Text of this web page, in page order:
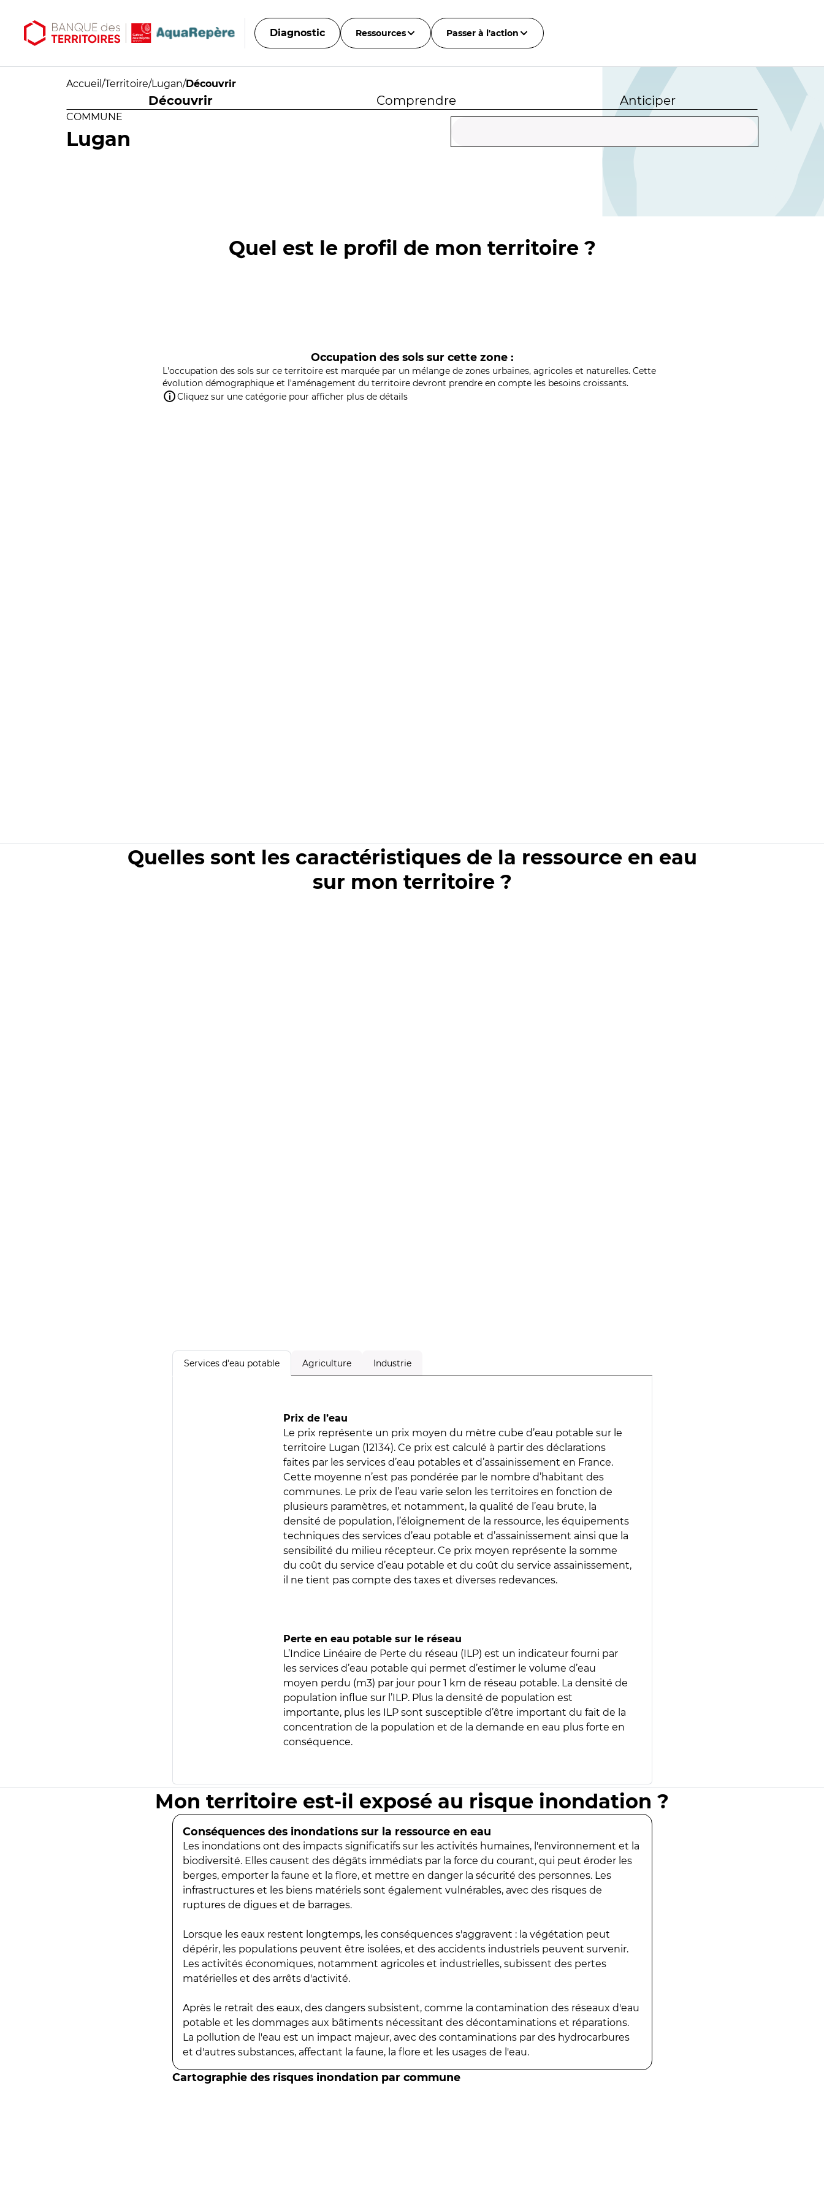
Diagnostic Ressources Passer à l'action
Accueil /Territoire/Lugan/Découvrir
Découvrir Comprendre Anticiper
COMMUNE
Lugan
Quel est le profil de mon territoire ?
Occupation des sols sur cette zone :
L'occupation des sols sur ce territoire est marquée par un mélange de zones urbaines, agricoles et naturelles. Cette
évolution démographique et l'aménagement du territoire devront prendre en compte les besoins croissants.
Cliquez sur une catégorie pour afficher plus de détails
Quelles sont les caractéristiques de la ressource en eau
sur mon territoire ?
Services d'eau potable Agriculture Industrie
Prix de l’eau
Le prix représente un prix moyen du mètre cube d’eau potable sur le
territoire Lugan (12134). Ce prix est calculé à partir des déclarations
faites par les services d’eau potables et d’assainissement en France.
Cette moyenne n’est pas pondérée par le nombre d’habitant des
communes. Le prix de l’eau varie selon les territoires en fonction de
plusieurs paramètres, et notamment, la qualité de l’eau brute, la
densité de population, l’éloignement de la ressource, les équipements
techniques des services d’eau potable et d’assainissement ainsi que la
sensibilité du milieu récepteur. Ce prix moyen représente la somme
du coût du service d’eau potable et du coût du service assainissement,
il ne tient pas compte des taxes et diverses redevances.
Perte en eau potable sur le réseau
L’Indice Linéaire de Perte du réseau (ILP) est un indicateur fourni par
les services d’eau potable qui permet d’estimer le volume d’eau
moyen perdu (m3) par jour pour 1 km de réseau potable. La densité de
population influe sur l’ILP. Plus la densité de population est
importante, plus les ILP sont susceptible d’être important du fait de la
concentration de la population et de la demande en eau plus forte en
conséquence.
Mon territoire est-il exposé au risque inondation ?
Conséquences des inondations sur la ressource en eau
Les inondations ont des impacts significatifs sur les activités humaines, l'environnement et la
biodiversité. Elles causent des dégâts immédiats par la force du courant, qui peut éroder les
berges, emporter la faune et la flore, et mettre en danger la sécurité des personnes. Les
infrastructures et les biens matériels sont également vulnérables, avec des risques de
ruptures de digues et de barrages.
Lorsque les eaux restent longtemps, les conséquences s'aggravent : la végétation peut
dépérir, les populations peuvent être isolées, et des accidents industriels peuvent survenir.
Les activités économiques, notamment agricoles et industrielles, subissent des pertes
matérielles et des arrêts d'activité.
Après le retrait des eaux, des dangers subsistent, comme la contamination des réseaux d'eau
potable et les dommages aux bâtiments nécessitant des décontaminations et réparations.
La pollution de l'eau est un impact majeur, avec des contaminations par des hydrocarbures
et d'autres substances, affectant la faune, la flore et les usages de l'eau.
Cartographie des risques inondation par commune